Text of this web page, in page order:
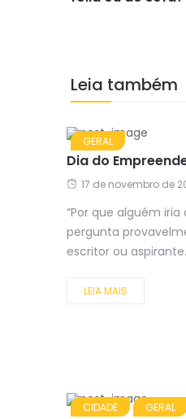
Leia também
GERAL
Dia do
17 de novembro de
“Por que alguém iria
pergunta
escritor ou
LEIA MAIS
CIDADE GERAL